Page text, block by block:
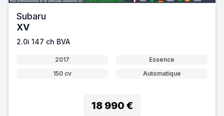
Subaru
XV
2.0i 147 ch BVA
2017
Essence
150 cv
Automatique
18 990 €